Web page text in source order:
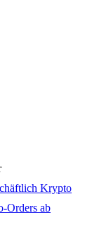
Krypto
Orders ab